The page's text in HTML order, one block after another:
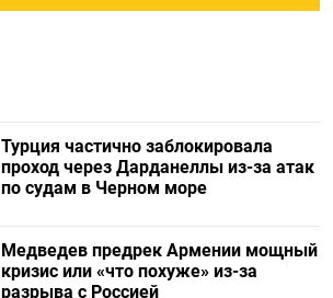
Турция частично заблокировала
проход через Дарданеллы из-за атак
по судам в Черном море
Медведев предрек Армении мощный
кризис или «что похуже» из-за
разрыва с Россией